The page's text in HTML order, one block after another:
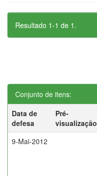
Resultado 1-1 de 1.
Conjunto de itens:
Data de
defesa
Pré-
visualização
9-Mai-2012